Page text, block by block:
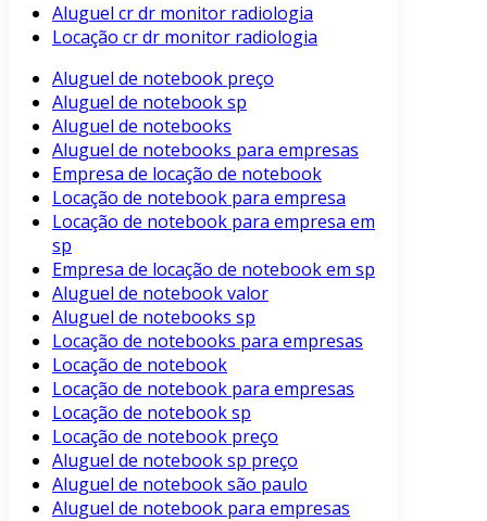
Aluguel cr dr monitor radiologia
Locação cr dr monitor radiologia
Aluguel de notebook preço
Aluguel de notebook sp
Aluguel de notebooks
Aluguel de notebooks para empresas
Empresa de locação de notebook
Locação de notebook para empresa
Locação de notebook para empresa em
sp
Empresa de locação de notebook em sp
Aluguel de notebook valor
Aluguel de notebooks sp
Locação de notebooks para empresas
Locação de notebook
Locação de notebook para empresas
Locação de notebook sp
Locação de notebook preço
Aluguel de notebook sp preço
Aluguel de notebook são paulo
Aluguel de notebook para empresas